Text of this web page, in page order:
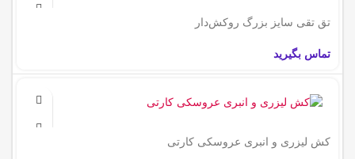
تق تقی سایز بزرگ روکش‌دار
تماس بگیرید
کش لیزری و انبری عروسکی کارتی